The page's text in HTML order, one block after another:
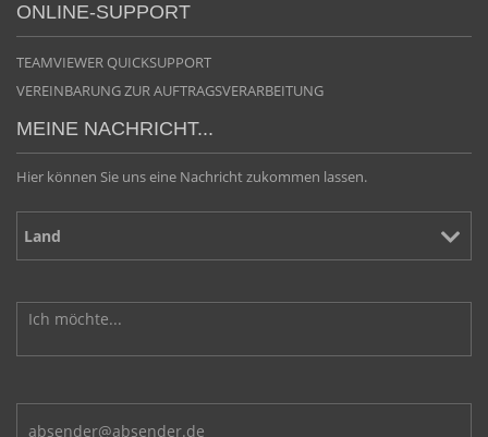
ONLINE-SUPPORT
TEAMVIEWER QUICKSUPPORT
VEREINBARUNG ZUR AUFTRAGSVERARBEITUNG
MEINE NACHRICHT...
Hier können Sie uns eine Nachricht zukommen lassen.